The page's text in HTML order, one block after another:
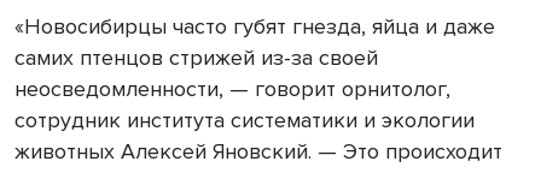
«Новосибирцы часто губят гнезда, яйца и даже
самих птенцов стрижей из-за своей
неосведомленности, — говорит орнитолог,
сотрудник института систематики и экологии
животных Алексей Яновский. — Это происходит